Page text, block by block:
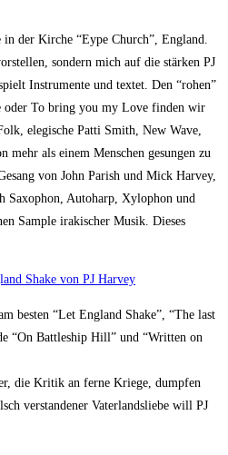
der Kirche “Eype Church”, England.
sondern mich auf die stärken PJ
Instrumente und textet. Den “rohen”
oder To bring you my Love finden wir
elegische Patti Smith, New Wave,
mehr als einem Menschen gesungen zu
von John Parish und Mick Harvey,
Saxophon, Autoharp, Xylophon und
Sample irakischer Musik. Dieses
besten “Let England Shake”, “The last
“On Battleship Hill” und “Written on
die Kritik an ferne Kriege, dumpfen
verstandener Vaterlandsliebe will PJ